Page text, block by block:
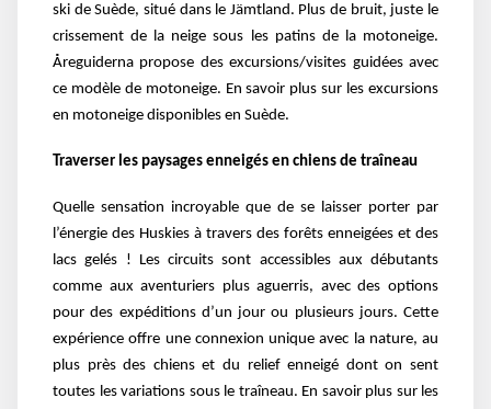
ski de Suède, situé dans le Jämtland. Plus de bruit, juste le
crissement de la neige sous les patins de la motoneige.
Åreguiderna propose des excursions/visites guidées avec
ce modèle de motoneige. En savoir plus sur les excursions
en motoneige disponibles en Suède.
Traverser les paysages enneigés en chiens de traîneau
Quelle sensation incroyable que de se laisser porter par
l’énergie des Huskies à travers des forêts enneigées et des
lacs gelés ! Les circuits sont accessibles aux débutants
comme aux aventuriers plus aguerris, avec des options
pour des expéditions d’un jour ou plusieurs jours. Cette
expérience offre une connexion unique avec la nature, au
plus près des chiens et du relief enneigé dont on sent
toutes les variations sous le traîneau. En savoir plus sur les